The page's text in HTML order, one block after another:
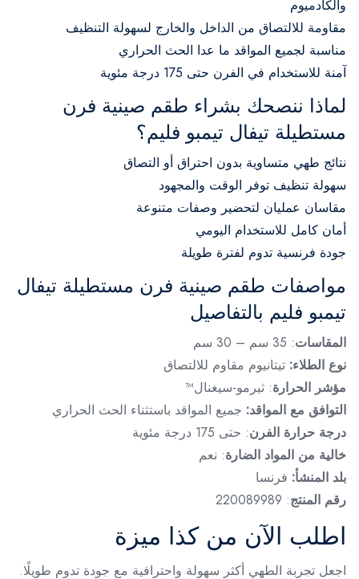
والكادميوم
مقاومة للالتصاق من الداخل والخارج لسهولة التنظيف
مناسبة لجميع المواقد ما عدا الحث الحراري
آمنة للاستخدام في الفرن حتى 175 درجة مئوية
لماذا ننصحك بشراء طقم صينية فرن
مستطيلة تيفال تيمبو فليم؟
نتائج طهي متساوية بدون احتراق أو التصاق
سهولة تنظيف توفر الوقت والمجهود
مقاسان عمليان لتحضير وصفات متنوعة
أمان كامل للاستخدام اليومي
جودة فرنسية تدوم لفترة طويلة
مواصفات طقم صينية فرن مستطيلة تيفال
تيمبو فليم بالتفاصيل
المقاسات: 35 سم – 30 سم
نوع الطلاء: تيتانيوم مقاوم للالتصاق
مؤشر الحرارة: ثيرمو-سيغنال™
التوافق مع المواقد: جميع المواقد باستثناء الحث الحراري
درجة حرارة الفرن: حتى 175 درجة مئوية
خالية من المواد الضارة: نعم
بلد المنشأ: فرنسا
رقم المنتج: 220089989
اطلب الآن من كذا ميزة
اجعل تجربة الطهي أكثر سهولة واحترافية مع جودة تدوم طويلًا.